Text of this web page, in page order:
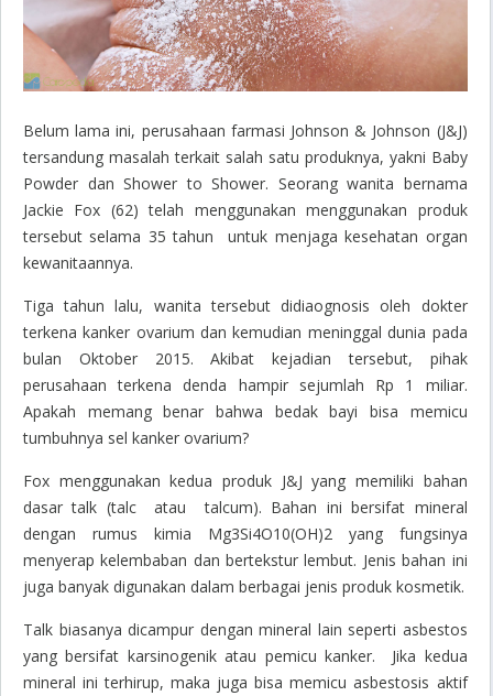
Belum lama ini, perusahaan farmasi Johnson & Johnson (J&J)
tersandung masalah terkait salah satu produknya, yakni Baby
Powder dan Shower to Shower. Seorang wanita bernama
Jackie Fox (62) telah menggunakan menggunakan produk
tersebut selama 35 tahun untuk menjaga kesehatan organ
kewanitaannya.
Tiga tahun lalu, wanita tersebut didiaognosis oleh dokter
terkena kanker ovarium dan kemudian meninggal dunia pada
bulan Oktober 2015. Akibat kejadian tersebut, pihak
perusahaan terkena denda hampir sejumlah Rp 1 miliar.
Apakah memang benar bahwa bedak bayi bisa memicu
tumbuhnya sel kanker ovarium?
Fox menggunakan kedua produk J&J yang memiliki bahan
dasar talk (talc atau talcum). Bahan ini bersifat mineral
dengan rumus kimia Mg3Si4O10(OH)2 yang fungsinya
menyerap kelembaban dan bertekstur lembut. Jenis bahan ini
juga banyak digunakan dalam berbagai jenis produk kosmetik.
Talk biasanya dicampur dengan mineral lain seperti asbestos
yang bersifat karsinogenik atau pemicu kanker. Jika kedua
mineral ini terhirup, maka juga bisa memicu asbestosis aktif